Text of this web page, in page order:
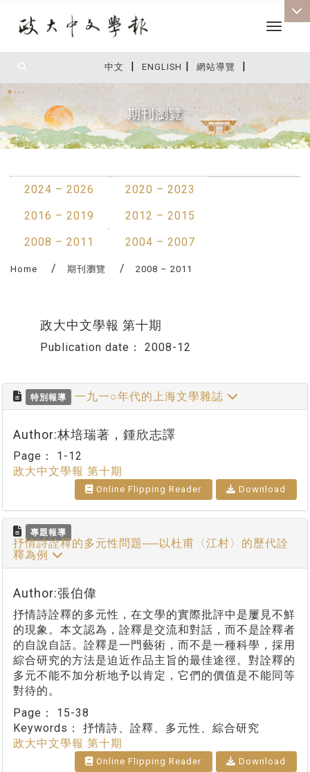
中文 | ENGLISH | 網站導覽 |
Toggle
期刊瀏覽
2024 – 2026
2020 – 2023
2016 – 2019
2012 – 2015
2008 – 2011
2004 – 2007
Home 期刊瀏覽 2008 – 2011
政大中文學報 第十期
Publication date： 2008-12
特別報導 一九一○年代的上海文學雜誌
Author:林培瑞著，鍾欣志譯
Page： 1-12
政大中文學報 第十期
Online Flipping Reader Download
專題報導
抒情詩詮釋的多元性問題──以杜甫〈江村〉的歷代詮
釋為例
Author:張伯偉
抒情詩詮釋的多元性，在文學的實際批評中是屢見不鮮
的現象。本文認為，詮釋是交流和對話，而不是詮釋者
的自說自話。詮釋是一門藝術，而不是一種科學，採用
綜合研究的方法是迫近作品主旨的最佳途徑。對詮釋的
多元不能不加分析地予以肯定，它們的價值是不能同等
對待的。
Page： 15-38
Keywords： 抒情詩、詮釋、多元性、綜合研究
政大中文學報 第十期
Online Flipping Reader Download